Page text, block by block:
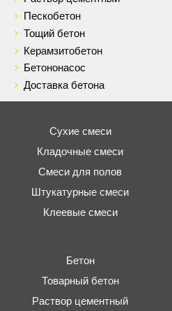
Пескобетон
Тощий бетон
Керамзитобетон
Бетононасос
Доставка бетона
Сухие смеси
Кладочные смеси
Смеси для полов
Штукатурные смеси
Клеевые смеси
Бетон
Товарный бетон
Раствор цементный